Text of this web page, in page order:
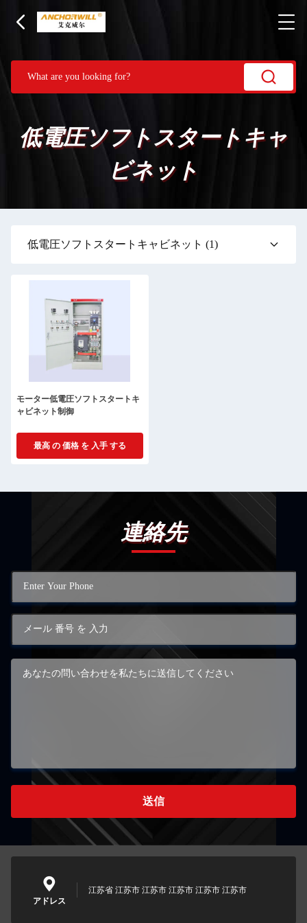
低電圧ソフトスタートキャ
ビネット
低電圧ソフトスタートキャビネット (1)
モーター低電圧ソフトスタートキ
ャビネット制御
最高 の 価格 を 入手 する
連絡先
送信
アドレス
江苏省 江苏市 江苏市 江苏市 江苏市 江苏市